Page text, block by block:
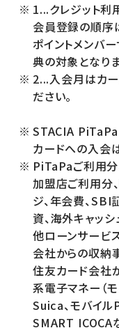
1...クレジット利
会員登録の順序
ポイントメンバ
典の対象となり
2...入会月はカ
ださい。
STACIA PiTaPa
カードへの入会
PiTaPaご利用分
加盟店ご利用分
ジ、年会費、
資、海外キャッシ
他ローンサービ
会社からの収納
住友カード会社
系電子マネー（
Suica、モバイ
SMART ICOCA